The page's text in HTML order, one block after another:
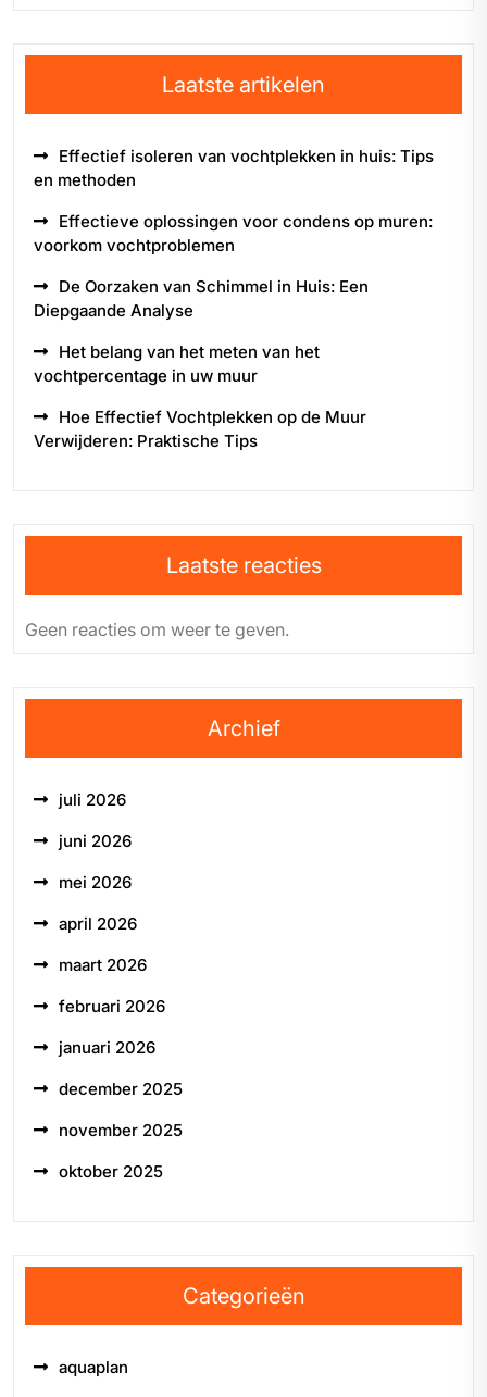
Laatste artikelen
Effectief isoleren van vochtplekken in huis: Tips
en methoden
Effectieve oplossingen voor condens op muren:
voorkom vochtproblemen
De Oorzaken van Schimmel in Huis: Een
Diepgaande Analyse
Het belang van het meten van het
vochtpercentage in uw muur
Hoe Effectief Vochtplekken op de Muur
Verwijderen: Praktische Tips
Laatste reacties
Geen reacties om weer te geven.
Archief
juli 2026
juni 2026
mei 2026
april 2026
maart 2026
februari 2026
januari 2026
december 2025
november 2025
oktober 2025
Categorieën
aquaplan